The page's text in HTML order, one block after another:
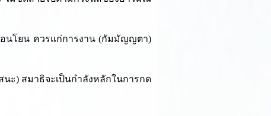
นโยน ควรแก่การงาน (กัมมัญญตา)
ะ) สมาธิจะเป็นกำลังหลักในการกด